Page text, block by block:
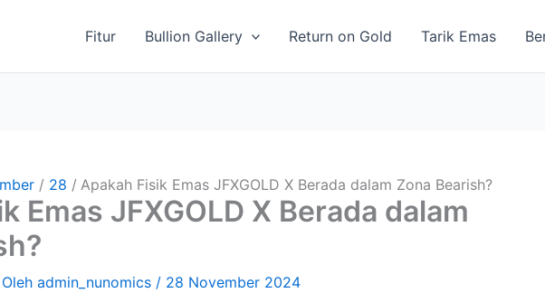
Fitur Bullion Gallery Return on Gold Tarik Emas
28 Apakah Fisik Emas JFXGOLD X Berada dalam Zona Bearish?
Emas JFXGOLD X Berada dalam
admin_nunomics / 28 November 2024